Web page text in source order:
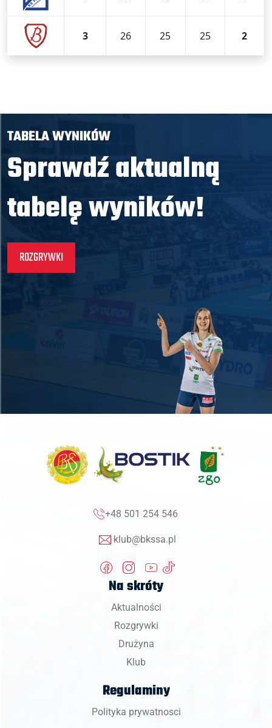
3 26 25 25 2
TABELA WYNIKÓW
Sprawdź aktualną
tabelę wyników!
ROZGRYWKI
+48 501 254 546
klub@bkssa.pl
Na skróty
Aktualności
Rozgrywki
Drużyna
Klub
Regulaminy
Polityka prywatnosci